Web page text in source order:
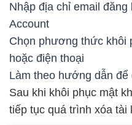
Nhập địa chỉ email
Account
Chọn phương thức khôi
hoặc điện thoại
Làm theo hướng dẫn để
Sau khi khôi phục mật
tiếp tục quá trình xóa tài